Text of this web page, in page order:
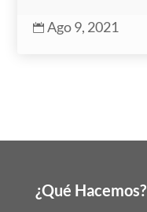
 Ago 9, 2021
¿Qué Hacemos?